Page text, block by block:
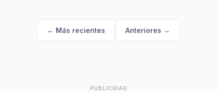
← Más recientes Anteriores →
PUBLICIDAD